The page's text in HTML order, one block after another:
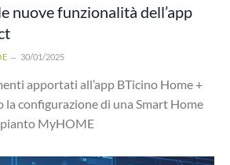
nuove funzionalità dell’app
30/01/2025
apportati all’app BTicino Home +
la configurazione di una Smart Home
MyHOME